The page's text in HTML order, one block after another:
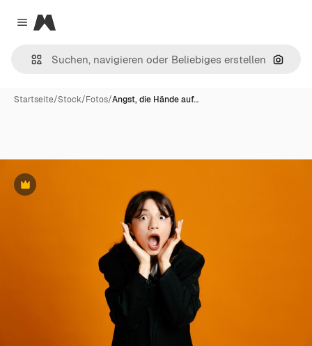
Close menu
Magnific
Nach
Startseite/Stock/Fotos/Angst, die Hände auf…
Premium